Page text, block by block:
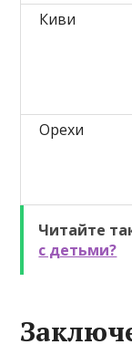
Киви
Орехи
Читайте
с детьми?